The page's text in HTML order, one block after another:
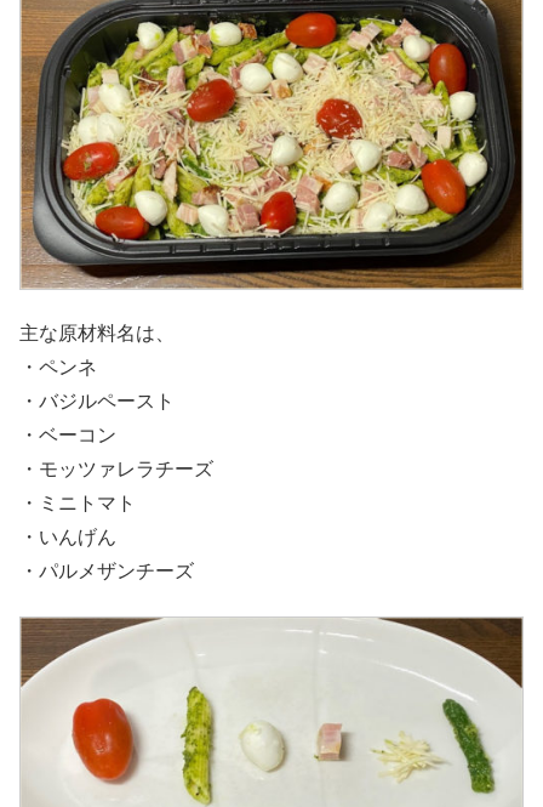
主な原材料名は、
・ペンネ
・バジルペースト
・ベーコン
・モッツァレラチーズ
・ミニトマト
・いんげん
・パルメザンチーズ